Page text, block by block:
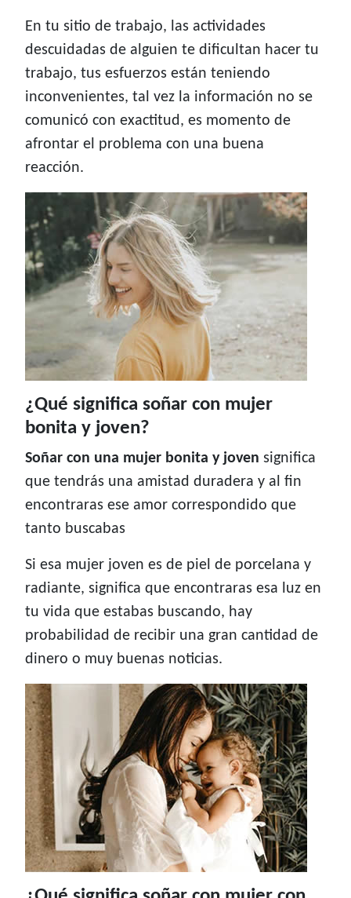
En tu sitio de trabajo, las actividades
descuidadas de alguien te dificultan hacer tu
trabajo, tus esfuerzos están teniendo
inconvenientes, tal vez la información no se
comunicó con exactitud, es momento de
afrontar el problema con una buena
reacción.
¿Qué significa soñar con mujer
bonita y joven?
Soñar con una mujer bonita y joven significa
que tendrás una amistad duradera y al fin
encontraras ese amor correspondido que
tanto buscabas
Si esa mujer joven es de piel de porcelana y
radiante, significa que encontraras esa luz en
tu vida que estabas buscando, hay
probabilidad de recibir una gran cantidad de
dinero o muy buenas noticias.